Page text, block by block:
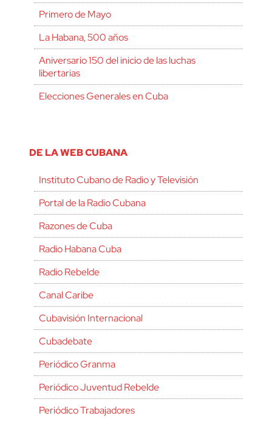
Primero de Mayo
La Habana, 500 años
Aniversario 150 del inicio de las luchas
libertarias
Elecciones Generales en Cuba
DE LA WEB CUBANA
Instituto Cubano de Radio y Televisión
Portal de la Radio Cubana
Razones de Cuba
Radio Habana Cuba
Radio Rebelde
Canal Caribe
Cubavisión Internacional
Cubadebate
Periódico Granma
Periódico Juventud Rebelde
Periódico Trabajadores